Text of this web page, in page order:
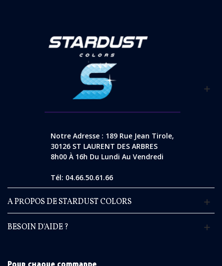
Notre Adresse : 189 Rue Jean Tirole,
30126 ST LAURENT DES ARBRES
8h00 À 16h Du Lundi Au Vendredi
Tél: 04.66.50.61.66
A PROPOS DE STARDUST COLORS
BESOIN D'AIDE ?
Pour chaque commande